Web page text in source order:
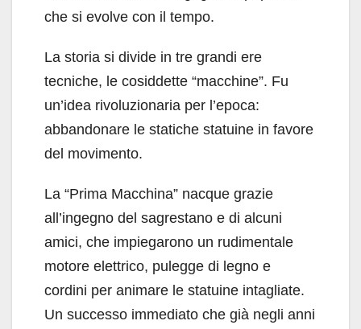
che si evolve con il tempo.
La storia si divide in tre grandi ere
tecniche, le cosiddette “macchine”. Fu
un’idea rivoluzionaria per l’epoca:
abbandonare le statiche statuine in favore
del movimento.
La “Prima Macchina” nacque grazie
all’ingegno del sagrestano e di alcuni
amici, che impiegarono un rudimentale
motore elettrico, pulegge di legno e
cordini per animare le statuine intagliate.
Un successo immediato che già negli anni